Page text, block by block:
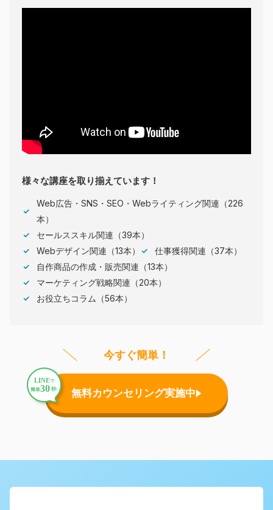
様々な講座を取り揃えています！
Web広告・SNS・SEO・Webライティング関連（226
本）
セールススキル関連（39本）
Webデザイン関連（13本）
仕事獲得関連（37本）
自作商品の作成・販売関連（13本）
マーケティング戦略関連（20本）
お役立ちコラム（56本）
無料カウンセリング実施中
今すぐ簡単！